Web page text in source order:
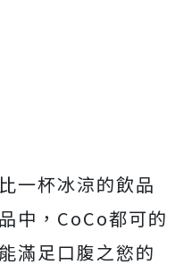
一杯冰涼的飲品
中，CoCo都可的
滿足口腹之慾的